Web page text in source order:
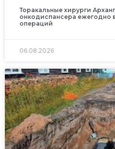
Торакальные хирурги
онкодиспансера ежегодно
операций
06.08.2026